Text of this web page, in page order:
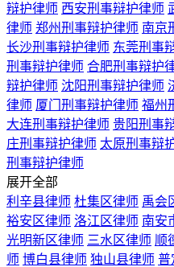
辩护律师 西安刑事辩护律师
律师 郑州刑事辩护律师 南京
长沙刑事辩护律师 东莞刑事
刑事辩护律师 合肥刑事辩护
辩护律师 沈阳刑事辩护律师
律师 厦门刑事辩护律师 福州
大连刑事辩护律师 贵阳刑事
庄刑事辩护律师 太原刑事辩
刑事辩护律师
展开全部
利辛县律师 杜集区律师 禹会
裕安区律师 洛江区律师 南安
光明新区律师 三水区律师 顺
师 博白县律师 独山县律师 普